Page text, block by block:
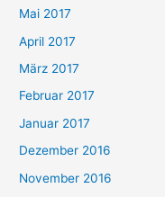
Mai 2017
April 2017
März 2017
Februar 2017
Januar 2017
Dezember 2016
November 2016